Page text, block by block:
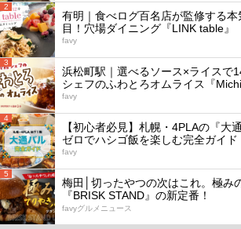
2
有明｜食べログ百名店が監修する
目！穴場ダイニング『LINK table』
favy
3
浜松町駅｜選べるソース×ライスで
シェフのふわとろオムライス『Michi
favy
4
【初心者必見】札幌・4PLAの『大
ゼロでハシゴ飯を楽しむ完全ガイド
favy
5
梅田│切ったやつの次はこれ。極み
『BRISK STAND』の新定番！
favyグルメニュース